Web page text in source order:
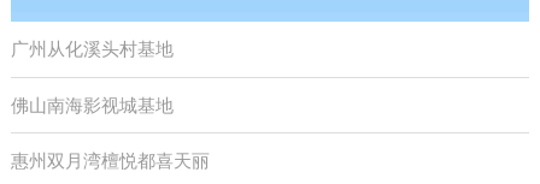
广州从化溪头村基地
佛山南海影视城基地
惠州双月湾檀悦都喜天丽